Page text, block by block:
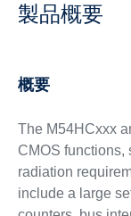
製品概要
概要
The M54HCxxx
CMOS functions,
radiation
include a large